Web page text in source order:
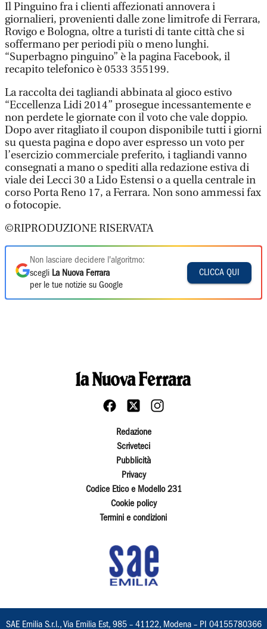
Il Pinguino fra i clienti affezionati annovera i
giornalieri, provenienti dalle zone limitrofe di Ferrara,
Rovigo e Bologna, oltre a turisti di tante città che si
soffermano per periodi più o meno lunghi.
“Superbagno pinguino” è la pagina Facebook, il
recapito telefonico è 0533 355199.
La raccolta dei tagliandi abbinata al gioco estivo
“Eccellenza Lidi 2014” prosegue incessantemente e
non perdete le giornate con il voto che vale doppio.
Dopo aver ritagliato il coupon disponibile tutti i giorni
su questa pagina e dopo aver espresso un voto per
l’esercizio commerciale preferito, i tagliandi vanno
consegnati a mano o spediti alla redazione estiva di
viale dei Lecci 30 a Lido Estensi o a quella centrale in
corso Porta Reno 17, a Ferrara. Non sono ammessi fax
o fotocopie.
©RIPRODUZIONE RISERVATA
Non lasciare decidere l'algoritmo:
scegli La Nuova Ferrara
per le tue notizie su Google
CLICCA QUI
Redazione
Scriveteci
Pubblicità
Privacy
Codice Etico e Modello 231
Cookie policy
Termini e condizioni
SAE Emilia S.r.l., Via Emilia Est, 985 – 41122, Modena – PI 04155780366